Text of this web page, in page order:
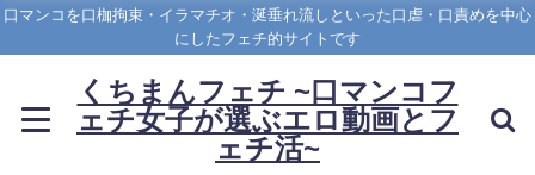
口マンコを口枷拘束・イラマチオ・涎垂れ流しといった口虐・口責めを中心
にしたフェチ的サイトです
くちまんフェチ ~口マンコフ
ェチ女子が選ぶエロ動画とフ
ェチ活~